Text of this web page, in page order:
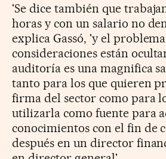
'Se dice también que
horas y con un salario no
explica Gassó, 'y el problema
consideraciones están
auditoría es una magnifica
tanto para los que quieren
firma del sector como para
utilizarla como fuente para
conocimientos con el fin de
después en un director